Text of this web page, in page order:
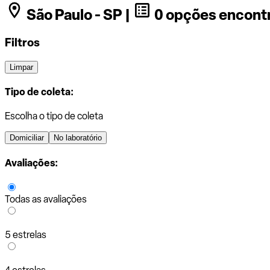
São Paulo - SP |
0 opções
Filtros
Limpar
Tipo de coleta:
Escolha o tipo de coleta
Domiciliar No laboratório
Avaliações:
Todas as avaliações
5 estrelas